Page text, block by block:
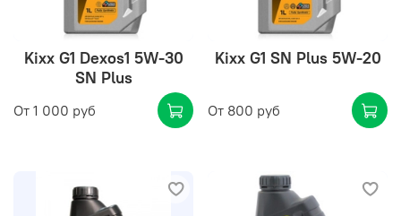
Kixx G1 Dexos1 5W-30
SN Plus
От 1 000 руб
Kixx G1 SN Plus 5W-20
От 800 руб